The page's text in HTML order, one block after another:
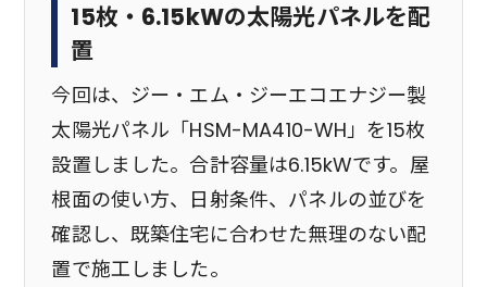
15枚・6.15kWの太陽光パネルを配
置
今回は、ジー・エム・ジーエコエナジー製
太陽光パネル「HSM-MA410-WH」を15枚
設置しました。合計容量は6.15kWです。屋
根面の使い方、日射条件、パネルの並びを
確認し、既築住宅に合わせた無理のない配
置で施工しました。